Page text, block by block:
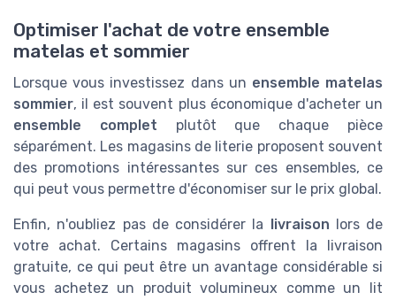
Optimiser l'achat de votre ensemble
matelas et sommier
Lorsque vous investissez dans un ensemble matelas
sommier, il est souvent plus économique d'acheter un
ensemble complet plutôt que chaque pièce
séparément. Les magasins de literie proposent souvent
des promotions intéressantes sur ces ensembles, ce
qui peut vous permettre d'économiser sur le prix global.
Enfin, n'oubliez pas de considérer la livraison lors de
votre achat. Certains magasins offrent la livraison
gratuite, ce qui peut être un avantage considérable si
vous achetez un produit volumineux comme un lit